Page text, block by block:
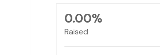
0.00%
Raised